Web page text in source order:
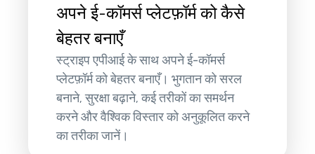
अपने ई-कॉमर्स प्लेटफ़ॉर्म को कैसे
बेहतर बनाएँ
स्ट्राइप एपीआई के साथ अपने ई-कॉमर्स
प्लेटफ़ॉर्म को बेहतर बनाएँ। भुगतान को सरल
बनाने, सुरक्षा बढ़ाने, कई तरीकों का समर्थन
करने और वैश्विक विस्तार को अनुकूलित करने
का तरीका जानें।